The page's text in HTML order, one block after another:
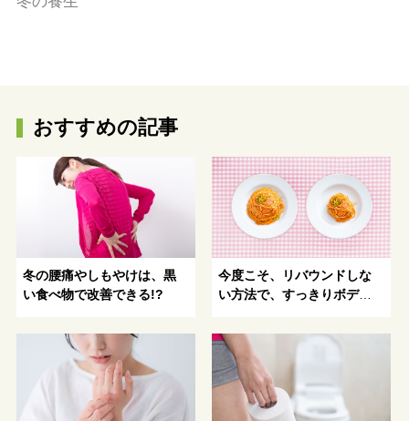
おすすめの記事
冬の腰痛やしもやけは、黒
い食べ物で改善できる!?
今度こそ、リバウンドしな
い方法で、すっきりボディ